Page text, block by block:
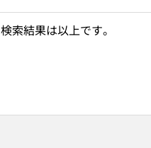
検索結果は以上です。